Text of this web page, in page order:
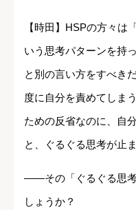
【時田】HSPの方々は
いう思考パターンを持
と別の言い方をすべき
度に自分を責めてしま
ための反省なのに、自
と、ぐるぐる思考が止
――その「ぐるぐる思
しょうか？